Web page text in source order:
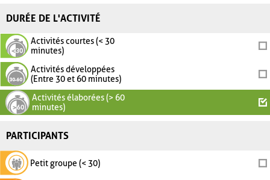
DURÉE DE L'ACTIVITÉ
Activités courtes (< 30
minutes)
Activités développées
(Entre 30 et 60 minutes)
Activités élaborées (> 60
minutes)
PARTICIPANTS
Petit groupe (< 30)